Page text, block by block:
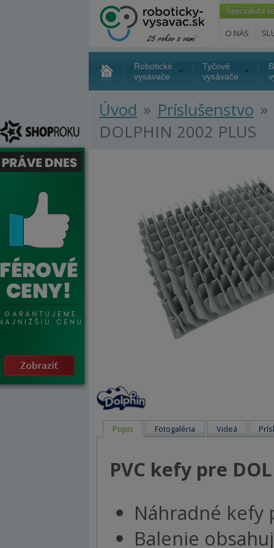
Špecialista
O NÁS
Robotické
vysávače
Tyčové
vysávače
Úvod » Príslušenstvo »
DOLPHIN 2002 PLUS
Popis Fotogaléria Videá
PVC kefy pre
Náhradné kefy
Balenie